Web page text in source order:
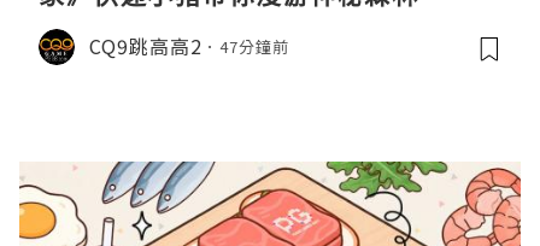
CQ9跳高高2 47分鐘前